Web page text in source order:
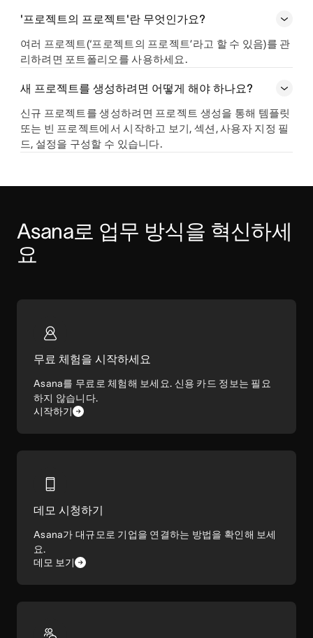
'프로젝트의 프로젝트'란 무엇인가요?
여러 프로젝트(‘프로젝트의 프로젝트’라고 할 수 있음)를 관
리하려면 포트폴리오를 사용하세요.
새 프로젝트를 생성하려면 어떻게 해야 하나요?
신규 프로젝트를 생성하려면 프로젝트 생성을 통해 템플릿
또는 빈 프로젝트에서 시작하고 보기, 섹션, 사용자 지정 필
드, 설정을 구성할 수 있습니다.
Asana로 업무 방식을 혁신하세
요
무료 체험을 시작하세요
Asana를 무료로 체험해 보세요. 신용 카드 정보는 필요
하지 않습니다.
시작하기
데모 시청하기
Asana가 대규모로 기업을 연결하는 방법을 확인해 보세
요.
데모 보기